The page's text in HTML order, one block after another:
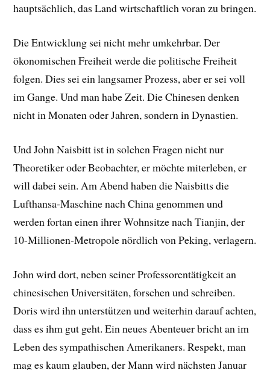
hauptsächlich, das Land wirtschaftlich voran zu bringen.
Die Entwicklung sei nicht mehr umkehrbar. Der
ökonomischen Freiheit werde die politische Freiheit
folgen. Dies sei ein langsamer Prozess, aber er sei voll
im Gange. Und man habe Zeit. Die Chinesen denken
nicht in Monaten oder Jahren, sondern in Dynastien.
Und John Naisbitt ist in solchen Fragen nicht nur
Theoretiker oder Beobachter, er möchte miterleben, er
will dabei sein. Am Abend haben die Naisbitts die
Lufthansa-Maschine nach China genommen und
werden fortan einen ihrer Wohnsitze nach Tianjin, der
10-Millionen-Metropole nördlich von Peking, verlagern.
John wird dort, neben seiner Professorentätigkeit an
chinesischen Universitäten, forschen und schreiben.
Doris wird ihn unterstützen und weiterhin darauf achten,
dass es ihm gut geht. Ein neues Abenteuer bricht an im
Leben des sympathischen Amerikaners. Respekt, man
mag es kaum glauben, der Mann wird nächsten Januar